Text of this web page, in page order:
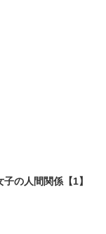
の人間関係【1】